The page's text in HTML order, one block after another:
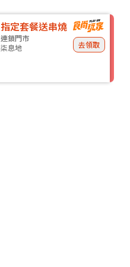
指定套餐送串燒
連鎖門市
柒息地
去領取